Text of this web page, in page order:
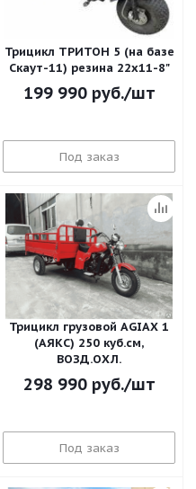
Трицикл ТРИТОН 5 (на базе
Скаут-11) резина 22х11-8"
199 990руб./шт
Под заказ
Трицикл грузовой AGIAX 1
(АЯКС) 250 куб.см,
ВОЗД.ОХЛ.
298 990руб./шт
Под заказ